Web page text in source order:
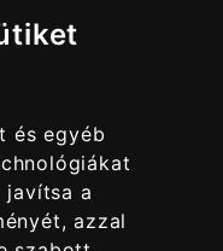
és egyéb
javítsa a
azzal